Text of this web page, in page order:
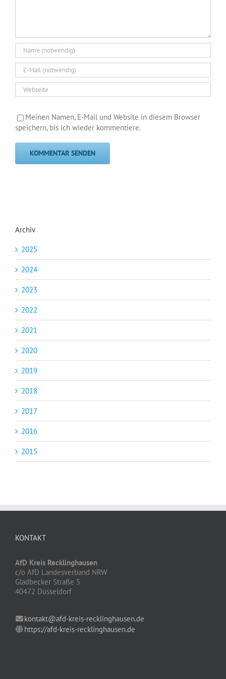
Meinen Namen, E-Mail und Website in diesem Browser
speichern, bis ich wieder kommentiere.
Archiv
2025
2024
2023
2022
2021
2020
2019
2018
2017
2016
2015
KONTAKT
AfD Kreis Recklinghausen
c/o AfD Landesverband NRW
Gladbecker Straße 5
40472 Düsseldorf
kontakt@afd-kreis-recklinghausen.de
https://afd-kreis-recklinghausen.de